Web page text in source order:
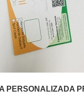
PERSONALIZADA